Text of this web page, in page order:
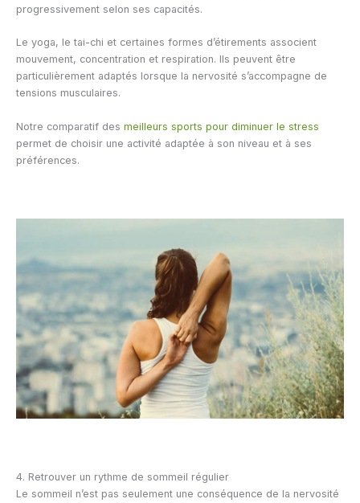
progressivement selon ses capacités.
Le yoga, le tai-chi et certaines formes d’étirements associent
mouvement, concentration et respiration. Ils peuvent être
particulièrement adaptés lorsque la nervosité s’accompagne de
tensions musculaires.
Notre comparatif des meilleurs sports pour diminuer le stress
permet de choisir une activité adaptée à son niveau et à ses
préférences.
4. Retrouver un rythme de sommeil régulier
Le sommeil n’est pas seulement une conséquence de la nervosité